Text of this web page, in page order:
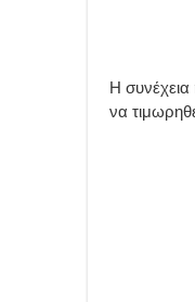
Η συνέχεια
να